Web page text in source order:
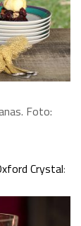
Foto:
Crystal: